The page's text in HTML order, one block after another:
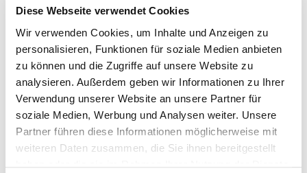
Diese Webseite verwendet Cookies
Wir verwenden Cookies, um Inhalte und Anzeigen zu
personalisieren, Funktionen für soziale Medien anbieten
zu können und die Zugriffe auf unsere Website zu
analysieren. Außerdem geben wir Informationen zu Ihrer
Verwendung unserer Website an unsere Partner für
soziale Medien, Werbung und Analysen weiter. Unsere
Partner führen diese Informationen möglicherweise mit
weiteren Daten zusammen, die Sie ihnen bereitgestellt
bayrischer Filmpreisträger,
Autor.
Business neue Denkimpulse
zur Weiterentwicklung und
für mehr Erfolg